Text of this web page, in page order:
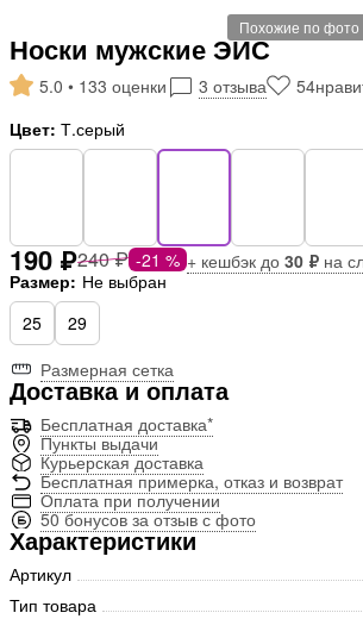
Похожие по фото
Носки мужские ЭЙС
5.0 • 133 оценки 3 отзыва 54
Цвет: Т.серый
240 ₽ -21 %
190 ₽ + кешбэк до 30 ₽ на
Размер: Не выбран
25
29
Размерная сетка
Доставка и оплата
Бесплатная доставка*
Пункты выдачи
Курьерская доставка
Бесплатная примерка, отказ и возврат
Оплата при получении
50 бонусов за отзыв с фото
Характеристики
Артикул
Тип товара